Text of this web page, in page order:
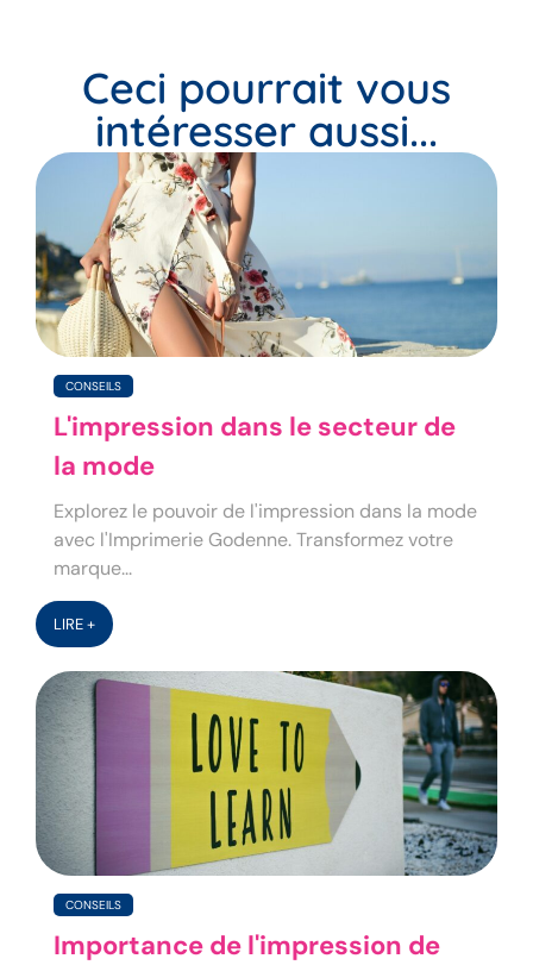
Ceci pourrait vous
intéresser aussi...
CONSEILS
L'impression dans le secteur de
la mode
Explorez le pouvoir de l'impression dans la mode
avec l'Imprimerie Godenne. Transformez votre
marque...
LIRE +
CONSEILS
Importance de l'impression de